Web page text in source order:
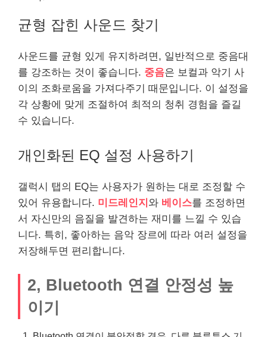
균형 잡힌 사운드 찾기
사운드를 균형 있게 유지하려면, 일반적으로 중음대
를 강조하는 것이 좋습니다. 중음은 보컬과 악기 사
이의 조화로움을 가져다주기 때문입니다. 이 설정을
각 상황에 맞게 조절하여 최적의 청취 경험을 즐길
수 있습니다.
개인화된 EQ 설정 사용하기
갤럭시 탭의 EQ는 사용자가 원하는 대로 조정할 수
있어 유용합니다. 미드레인지 와 베이스를 조정하면
서 자신만의 음질을 발견하는 재미를 느낄 수 있습
니다. 특히, 좋아하는 음악 장르에 따라 여러 설정을
저장해두면 편리합니다.
2, Bluetooth 연결 안정성 높
이기